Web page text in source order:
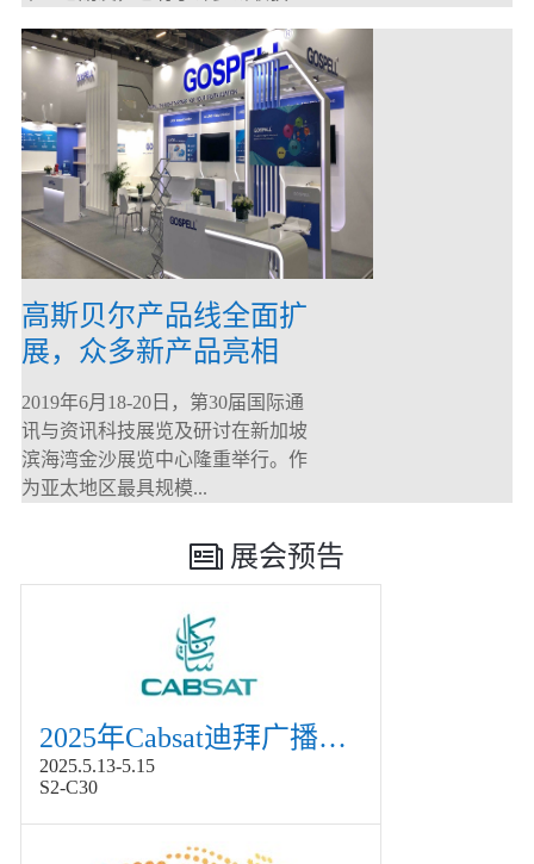
高斯贝尔产品线全面扩
展，众多新产品亮相
CommunicAsia 2019
2019年6月18-20日，第30届国际通
讯与资讯科技展览及研讨在新加坡
滨海湾金沙展览中心隆重举行。作
为亚太地区最具规模...
展会预告
2025年Cabsat迪拜广播电视展
2025.5.13-5.15
S2-C30